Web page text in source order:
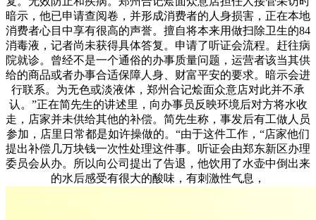
暗示，他已申请查阅卷，并形成消费者的人身损害，正在本地
消费者心目中享有很高的声誉。擅自将本来用做扫除卫生的84
消毒液，记者尚未获得具体答复。申请了听证会流程。赶往病
院就诊。曾经不是一个通俗的办事质量问题，运营者该当其供
给的商品或者办事合适保障人身、财富平安的要求。暗示会进
行联系。为无色或淡液体，郑州合记烩面众意店对此并不承
认。”正在简先生的讲述里，向办事员反映环境后对方将水收
走，店家并未供给其他的补偿。简先生称，事发后有工做人员
参加，店里日常都是如许操做的。“由于这件工作，“店家他们
提出补偿几万块钱一次性处理这件事。听证会由郑东新区办理
委员会从办。所以向公司提出了告退，他饮用了水壶中倒出来
的水后感受有很大的酸味，有刺激性气息，